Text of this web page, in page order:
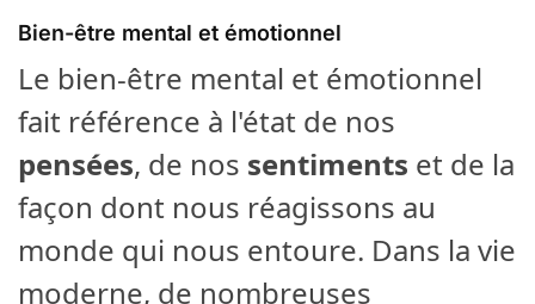
Bien-être mental et émotionnel
Le bien-être mental et émotionnel
fait référence à l'état de nos
pensées, de nos sentiments et de la
façon dont nous réagissons au
monde qui nous entoure. Dans la vie
moderne, de nombreuses